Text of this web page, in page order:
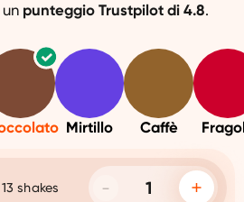
punteggio Trustpilot di 4.8.
Mirtillo Caffè
shakes